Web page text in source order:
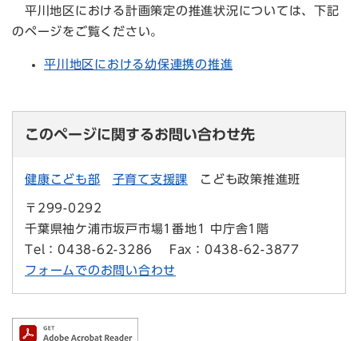
平川地区における計画策定の推進状況については、下記
のページをご覧ください。
平川地区における幼保連携の推進
このページに関するお問い合わせ先
健康こども部 子育て支援課 こども政策推進班
〒299-0292
千葉県袖ケ浦市坂戸市場1番地1 中庁舎1階
Tel：0438-62-3286
Fax：0438-62-3877
フォームでのお問い合わせ